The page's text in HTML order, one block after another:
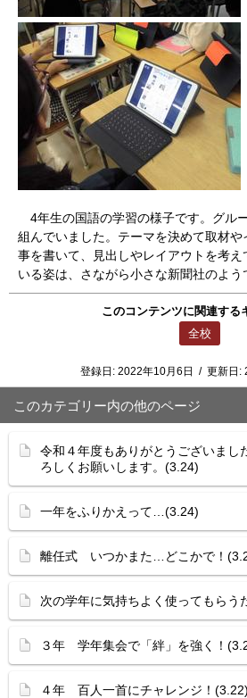
4年生の国語の学習の様子です。グル
組んでいました。テーマを決めて取材
事を書いて、見出しやレイアウトを考
いる姿は、さながら小さな新聞社のよう
このコンテンツに関連する
全校
登録日: 2022年10月6日 / 更新日:
このカテゴリー内の他のページ
令和４年度もありがとうございまし
ろしくお願いします。(3.24)
一年をふりかえって…(3.24)
離任式 いつかまた…どこかで！
次の学年に気持ちよく使ってもら
３年 学年集会で「絆」を強く！
４年 百人一首にチャレンジ！(3.22)